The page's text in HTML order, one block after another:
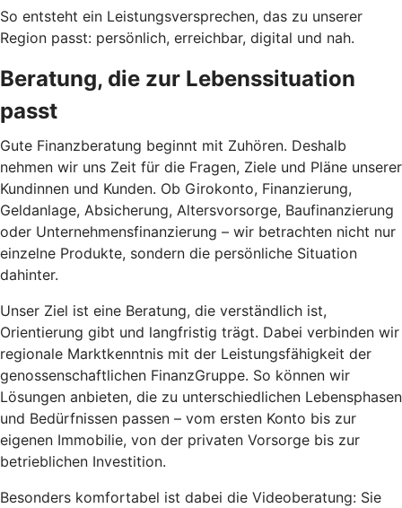
So entsteht ein Leistungsversprechen, das zu unserer
Region passt: persönlich, erreichbar, digital und nah.
Beratung, die zur Lebenssituation
passt
Gute Finanzberatung beginnt mit Zuhören. Deshalb
nehmen wir uns Zeit für die Fragen, Ziele und Pläne unserer
Kundinnen und Kunden. Ob Girokonto, Finanzierung,
Geldanlage, Absicherung, Altersvorsorge, Baufinanzierung
oder Unternehmensfinanzierung – wir betrachten nicht nur
einzelne Produkte, sondern die persönliche Situation
dahinter.
Unser Ziel ist eine Beratung, die verständlich ist,
Orientierung gibt und langfristig trägt. Dabei verbinden wir
regionale Marktkenntnis mit der Leistungsfähigkeit der
genossenschaftlichen FinanzGruppe. So können wir
Lösungen anbieten, die zu unterschiedlichen Lebensphasen
und Bedürfnissen passen – vom ersten Konto bis zur
eigenen Immobilie, von der privaten Vorsorge bis zur
betrieblichen Investition.
Besonders komfortabel ist dabei die Videoberatung: Sie